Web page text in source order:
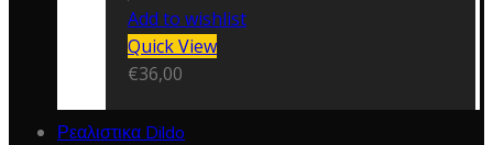
Add to wishlist
Quick View
€36,00
Ρεαλιστικα Dildo